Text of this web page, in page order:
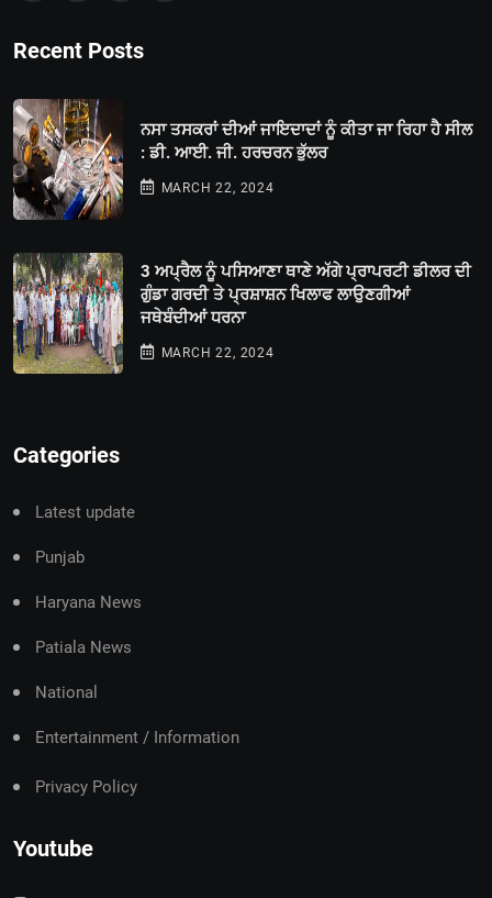
Recent Posts
ਨਸਾ ਤਸਕਰਾਂ ਦੀਆਂ ਜਾਇਦਾਦਾਂ ਨੂੰ ਕੀਤਾ ਜਾ ਰਿਹਾ ਹੈ ਸੀਲ
: ਡੀ. ਆਈ. ਜੀ. ਹਰਚਰਨ ਭੁੱਲਰ
MARCH 22, 2024
3 ਅਪ੍ਰੈਲ ਨੂੰ ਪਸਿਆਣਾ ਥਾਣੇ ਅੱਗੇ ਪ੍ਰਾਪਰਟੀ ਡੀਲਰ ਦੀ
ਗੁੰਡਾ ਗਰਦੀ ਤੇ ਪ੍ਰਸ਼ਾਸ਼ਨ ਖਿਲਾਫ ਲਾਉਣਗੀਆਂ
ਜਥੇਬੰਦੀਆਂ ਧਰਨਾ
MARCH 22, 2024
Categories
Latest update
Punjab
Haryana News
Patiala News
National
Entertainment / Information
Privacy Policy
Youtube